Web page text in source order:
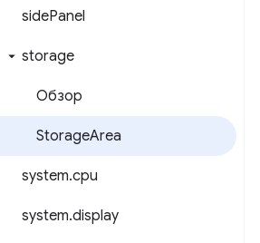
sidePanel
storage
Обзор
StorageArea
system.cpu
system.display